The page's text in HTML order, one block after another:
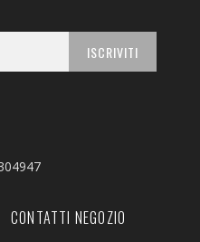
ISCRIVITI
CONTATTI NEGOZIO